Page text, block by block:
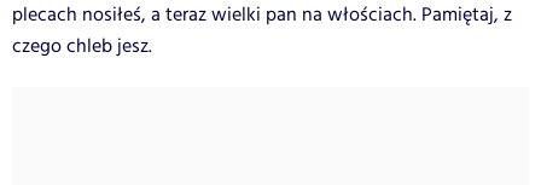
plecach nosiłeś, a teraz wielki pan na włościach. Pamiętaj, z
czego chleb jesz.